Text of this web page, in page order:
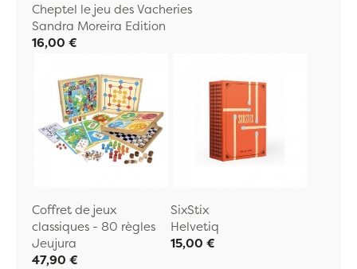
Cheptel le jeu des Vacheries
Sandra Moreira Edition
16,00 €
Coffret de jeux
classiques - 80 règles
Jeujura
47,90 €
SixStix
Helvetiq
15,00 €